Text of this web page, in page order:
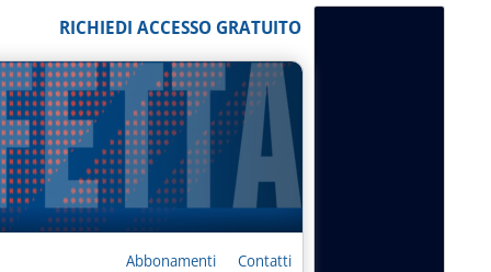
RICHIEDI ACCESSO GRATUITO
Abbonamenti Contatti